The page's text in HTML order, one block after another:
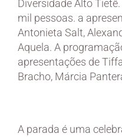
Diversidade Alto
mil pessoas. a
Antonieta Salt,
Aquela. A
apresentações de
Bracho, Márcia
A parada é uma